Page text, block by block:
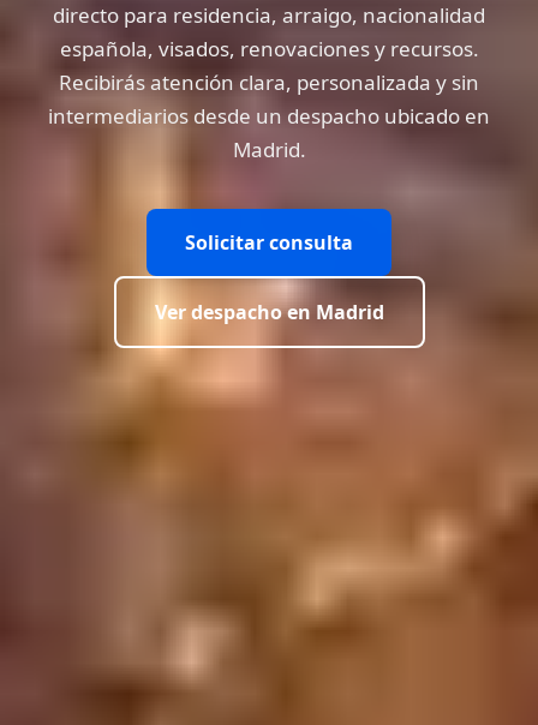
directo para residencia, arraigo, nacionalidad
española, visados, renovaciones y recursos.
Recibirás atención clara, personalizada y sin
intermediarios desde un despacho ubicado en
Madrid.
Solicitar consulta
Ver despacho en Madrid